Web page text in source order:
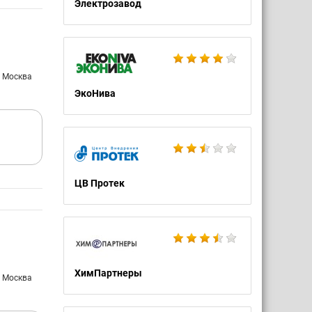
Электрозавод
ЭкоНива
ЦВ Протек
ХимПартнеры
Москва
Москва